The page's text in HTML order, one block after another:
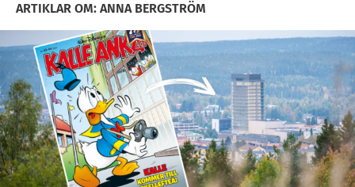
ARTIKLAR OM: ANNA BERGSTRÖM